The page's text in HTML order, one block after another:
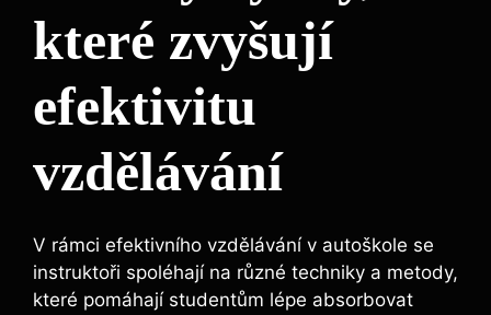
které zvyšují
efektivitu
vzdělávání
V rámci efektivního vzdělávání v autoškole se
instruktoři spoléhají na různé techniky a metody,
které pomáhají studentům lépe absorbovat